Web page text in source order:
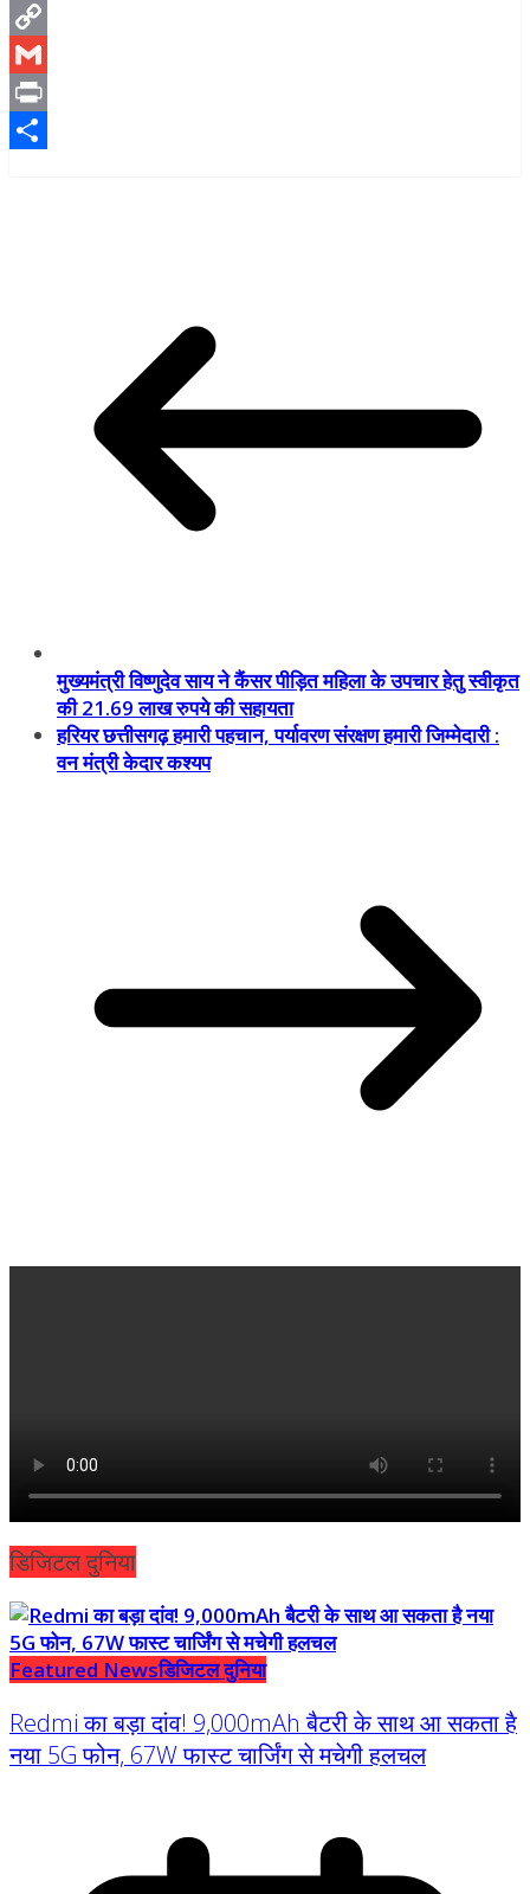
Telegram
Copy
Link
Gmail
Print
मुख्यमंत्री विष्णुदेव साय ने कैंसर पीड़ित महिला के उपचार हेतु स्वीकृत
की 21.69 लाख रुपये की सहायता
हरियर छत्तीसगढ़ हमारी पहचान, पर्यावरण संरक्षण हमारी जिम्मेदारी :
वन मंत्री केदार कश्यप
डिजिटल दुनिया
Featured Newsडिजिटल दुनिया
Redmi का बड़ा दांव! 9,000mAh बैटरी के साथ आ सकता है
नया 5G फोन, 67W फास्ट चार्जिंग से मचेगी हलचल